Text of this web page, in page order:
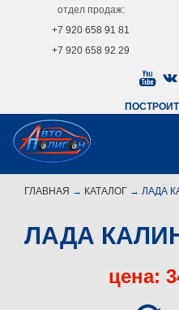
отдел продаж:
+7 920 658 91 81
+7 920 658 92 29
ГЛАВНАЯ → КАТАЛОГ → ЛАДА
ЛАДА
цена: